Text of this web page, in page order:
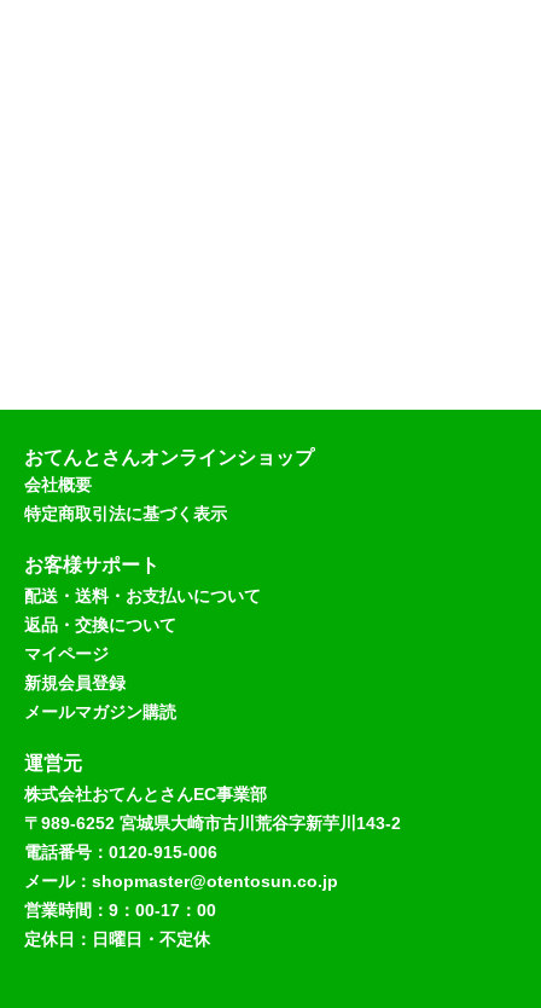
おてんとさんオンラインショップ
会社概要
特定商取引法に基づく表示
お客様サポート
配送・送料・お支払いについて
返品・交換について
マイページ
新規会員登録
メールマガジン購読
運営元
株式会社おてんとさんEC事業部
〒989-6252 宮城県大崎市古川荒谷字新芋川143-2
電話番号：0120-915-006
メール：shopmaster@otentosun.co.jp
営業時間：9：00-17：00
定休日：日曜日・不定休